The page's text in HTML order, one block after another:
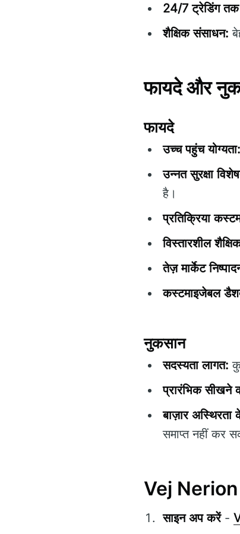
24/7 ट्रेडिंग
शैक्षिक संसाधन:
फायदे और
फायदे
उच्च पहुंच योग्यता:
उन्नत सुरक्षा
है।
प्रतिक्रिया
विस्तारशील
तेज़ मार्केट
कस्टमाइजेबल
नुकसान
सदस्यता लागत:
प्रारंभिक सीखने
बाज़ार अस्थिरता
समाप्त नहीं कर
Vej
साइन अप करें-